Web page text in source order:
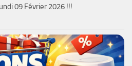
09 Février 2026 !!!